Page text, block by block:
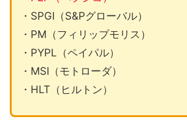
・SPGI（S&Pグローバル）
・PM（フィリップモリス）
・PYPL（ペイパル）
・MSI（モトローダ）
・HLT（ヒルトン）